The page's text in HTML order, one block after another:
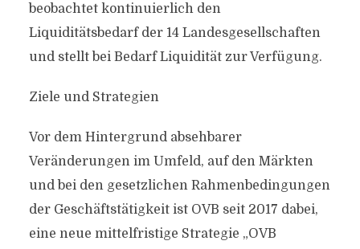
beobachtet kontinuierlich den
Liquiditätsbedarf der 14 Landesgesellschaften
und stellt bei Bedarf Liquidität zur Verfügung.
Ziele und Strategien
Vor dem Hintergrund absehbarer
Veränderungen im Umfeld, auf den Märkten
und bei den gesetzlichen Rahmenbedingungen
der Geschäftstätigkeit ist OVB seit 2017 dabei,
eine neue mittelfristige Strategie „OVB